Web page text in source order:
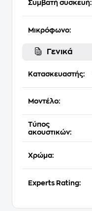
Συμβατή συσκευή:
Μικρόφωνο:
Γενικά
Κατασκευαστής:
Μοντέλο:
Τύπος
ακουστικών:
Χρώμα:
Experts Rating: